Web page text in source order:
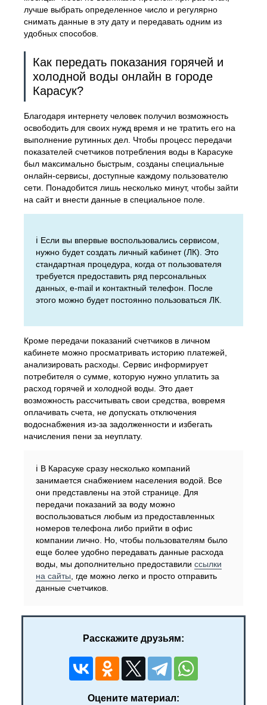
лучше выбрать определенное число и регулярно
снимать данные в эту дату и передавать одним из
удобных способов.
Как передать показания горячей и
холодной воды онлайн в городе
Карасук?
Благодаря интернету человек получил возможность
освободить для своих нужд время и не тратить его на
выполнение рутинных дел. Чтобы процесс передачи
показателей счетчиков потребления воды в Карасуке
был максимально быстрым, созданы специальные
онлайн-сервисы, доступные каждому пользователю
сети. Понадобится лишь несколько минут, чтобы зайти
на сайт и внести данные в специальное поле.
ℹ️ Если вы впервые воспользовались сервисом,
нужно будет создать личный кабинет (ЛК). Это
стандартная процедура, когда от пользователя
требуется предоставить ряд персональных
данных, e-mail и контактный телефон. После
этого можно будет постоянно пользоваться ЛК.
Кроме передачи показаний счетчиков в личном
кабинете можно просматривать историю платежей,
анализировать расходы. Сервис информирует
потребителя о сумме, которую нужно уплатить за
расход горячей и холодной воды. Это дает
возможность рассчитывать свои средства, вовремя
оплачивать счета, не допускать отключения
водоснабжения из-за задолженности и избегать
начисления пени за неуплату.
ℹ️ В Карасуке сразу несколько компаний
занимается снабжением населения водой. Все
они представлены на этой странице. Для
передачи показаний за воду можно
воспользоваться любым из предоставленных
номеров телефона либо прийти в офис
компании лично. Но, чтобы пользователям было
еще более удобно передавать данные расхода
воды, мы дополнительно предоставили ссылки
на сайты , где можно легко и просто отправить
данные счетчиков.
Расскажите друзьям:
Оцените материал: